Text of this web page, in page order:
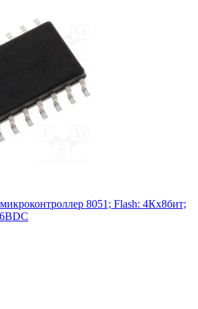
8051; Flash: 4Кx8бит;